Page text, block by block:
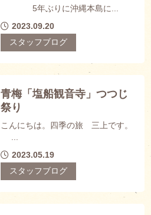
5年ぶりに沖縄本島に...
2023.09.20
スタッフブログ
青梅「塩船観音寺」つつじ
祭り
こんにちは。四季の旅 三上です。
2023.05.19
スタッフブログ